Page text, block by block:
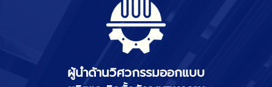
ผู้นำด้านวิศวกรรมออกแบบ